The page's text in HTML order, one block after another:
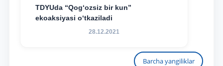
TDYUda “Qog‘ozsiz bir kun”
ekoaksiyasi o‘tkaziladi
28.12.2021
Barcha yangiliklar